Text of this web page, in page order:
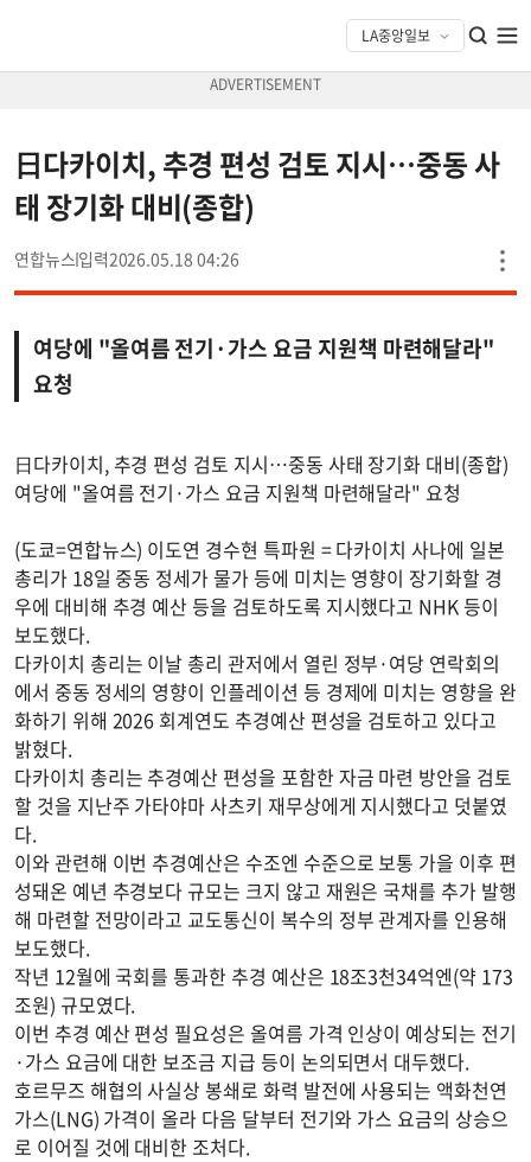
日다카이치, 추경 편성 검토 지시…중동 사
태 장기화 대비(종합)
연합뉴스 2026.05.18 04:26
여당에 "올여름 전기·가스 요금 지원책 마련해달라"
요청
日다카이치, 추경 편성 검토 지시…중동 사태 장기화 대비(종합)
여당에 "올여름 전기·가스 요금 지원책 마련해달라" 요청
(도쿄=연합뉴스) 이도연 경수현 특파원 = 다카이치 사나에 일본
총리가 18일 중동 정세가 물가 등에 미치는 영향이 장기화할 경
우에 대비해 추경 예산 등을 검토하도록 지시했다고 NHK 등이
보도했다.
다카이치 총리는 이날 총리 관저에서 열린 정부·여당 연락회의
에서 중동 정세의 영향이 인플레이션 등 경제에 미치는 영향을 완
화하기 위해 2026 회계연도 추경예산 편성을 검토하고 있다고
밝혔다.
다카이치 총리는 추경예산 편성을 포함한 자금 마련 방안을 검토
할 것을 지난주 가타야마 사츠키 재무상에게 지시했다고 덧붙였
다.
이와 관련해 이번 추경예산은 수조엔 수준으로 보통 가을 이후 편
성돼온 예년 추경보다 규모는 크지 않고 재원은 국채를 추가 발행
해 마련할 전망이라고 교도통신이 복수의 정부 관계자를 인용해
보도했다.
작년 12월에 국회를 통과한 추경 예산은 18조3천34억엔(약 173
조원) 규모였다.
이번 추경 예산 편성 필요성은 올여름 가격 인상이 예상되는 전기
·가스 요금에 대한 보조금 지급 등이 논의되면서 대두했다.
호르무즈 해협의 사실상 봉쇄로 화력 발전에 사용되는 액화천연
가스(LNG) 가격이 올라 다음 달부터 전기와 가스 요금의 상승으
로 이어질 것에 대비한 조처다.